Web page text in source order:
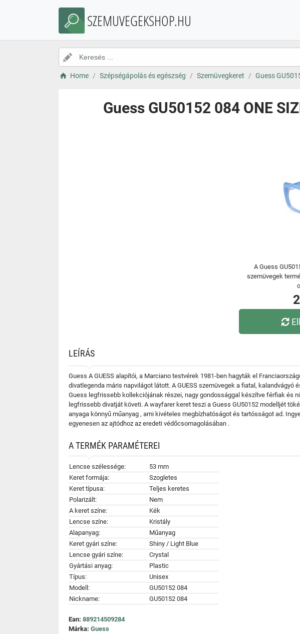
SZEMUVEGEKSHOP.HU
Home Szépségápolás és egészség Szemüvegkeret Guess
Guess GU50152 084 ONE
A Guess
szemüvegek
LEÍRÁS
Guess A GUESS alapítói, a Marciano testvérek 1981-ben hagyták el
divatlegenda máris napvilágot látott. A GUESS szemüvegek a fiatal,
Guess legfrissebb kollekciójának részei, nagy gondossággal készítve férfiak és
legfrissebb divatját követi. A wayfarer keret teszi a Guess GU50152 modelljét
anyaga könnyű műanyag , ami kivételes megbízhatóságot és tartósságot ad.
egyenesen az ajtódhoz az eredeti védőcsomagolásában .
A TERMÉK PARAMÉTEREI
Lencse szélessége:
53 mm
Keret formája:
Szogletes
Keret típusa:
Teljes keretes
Polarizált:
Nem
A keret színe:
Kék
Lencse színe:
Kristály
Alapanyag:
Műanyag
Keret gyári színe:
Shiny / Light Blue
Lencse gyári színe:
Crystal
Gyártási anyag:
Plastic
Típus:
Unisex
Modell:
GU50152 084
Nickname:
GU50152 084
Ean: 889214509284
Márka: Guess